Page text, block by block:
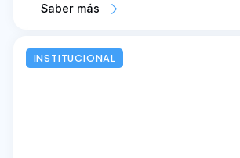
Saber más
INSTITUCIONAL